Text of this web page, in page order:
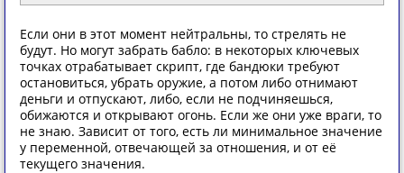
Если они в этот момент нейтральны, то стрелять не
будут. Но могут забрать бабло: в некоторых ключевых
точках отрабатывает скрипт, где бандюки требуют
остановиться, убрать оружие, а потом либо отнимают
деньги и отпускают, либо, если не подчиняешься,
обижаются и открывают огонь. Если же они уже враги, то
не знаю. Зависит от того, есть ли минимальное значение
у переменной, отвечающей за отношения, и от её
текущего значения.